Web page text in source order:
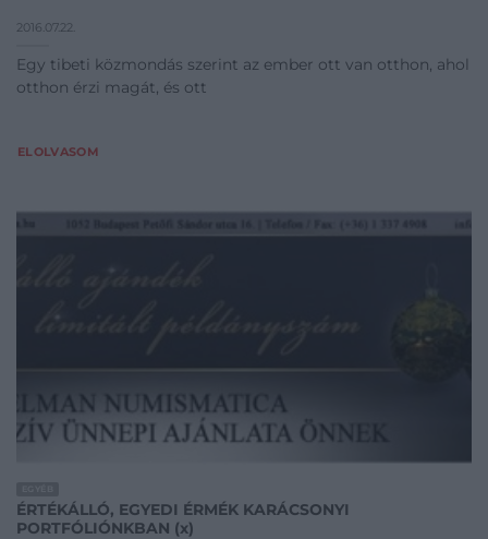
2016.07.22.
Egy tibeti közmondás szerint az ember ott van otthon, ahol
otthon érzi magát, és ott
ELOLVASOM
ÉRTÉKÁLLÓ, EGYEDI ÉRMÉK KARÁCSONYI
PORTFÓLIÓNKBAN (x)